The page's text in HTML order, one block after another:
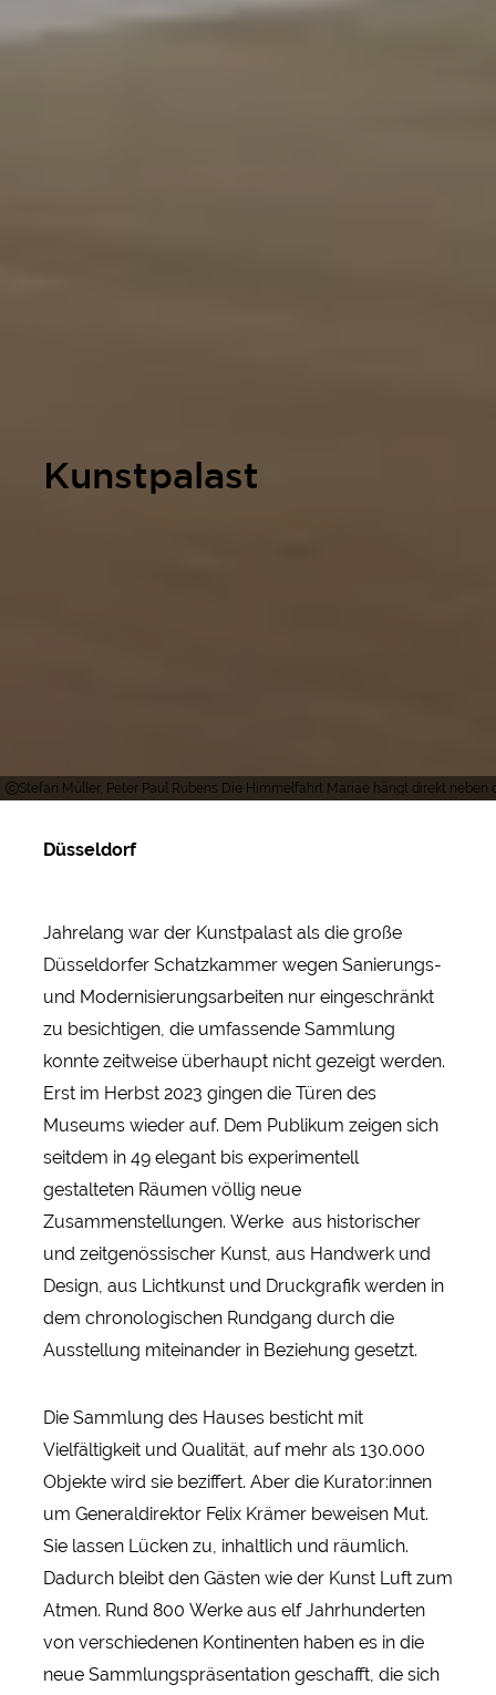
Stefan Müller, Peter Paul Rubens Die Himmelfahrt Mariae hängt direkt
Kunstpalast
Düsseldorf
Jahrelang war der Kunstpalast als die große
Düsseldorfer Schatzkammer wegen Sanierungs-
und Modernisierungsarbeiten nur eingeschränkt
zu besichtigen, die umfassende Sammlung
konnte zeitweise überhaupt nicht gezeigt werden.
Erst im Herbst 2023 gingen die Türen des
Museums wieder auf. Dem Publikum zeigen sich
seitdem in 49 elegant bis experimentell
gestalteten Räumen völlig neue
Zusammenstellungen. Werke aus historischer
und zeitgenössischer Kunst, aus Handwerk und
Design, aus Lichtkunst und Druckgrafik werden in
dem chronologischen Rundgang durch die
Ausstellung miteinander in Beziehung gesetzt.
Die Sammlung des Hauses besticht mit
Vielfältigkeit und Qualität, auf mehr als 130.000
Objekte wird sie beziffert. Aber die Kurator:innen
um Generaldirektor Felix Krämer beweisen Mut.
Sie lassen Lücken zu, inhaltlich und räumlich.
Dadurch bleibt den Gästen wie der Kunst Luft zum
Atmen. Rund 800 Werke aus elf Jahrhunderten
von verschiedenen Kontinenten haben es in die
neue Sammlungspräsentation geschafft, die sich